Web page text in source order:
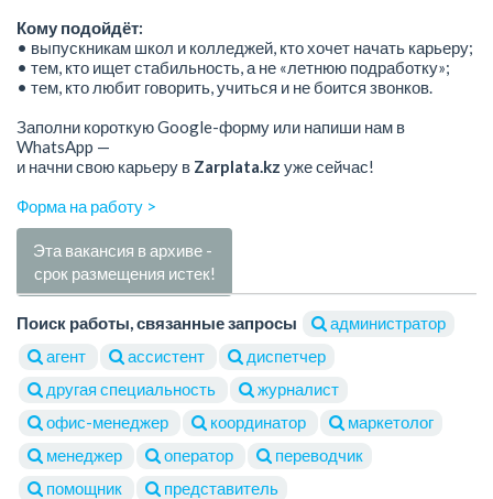
Кому подойдёт:
• выпускникам школ и колледжей, кто хочет начать карьеру;
• тем, кто ищет стабильность, а не «летнюю подработку»;
• тем, кто любит говорить, учиться и не боится звонков.
Заполни короткую Google-форму или напиши нам в
WhatsApp —
и начни свою карьеру в Zarplata.kz уже сейчас!
Форма на работу >
Эта вакансия в архиве -
срок размещения истек!
Поиск работы, связанные запросы
администратор
агент
ассистент
диспетчер
другая специальность
журналист
офис-менеджер
координатор
маркетолог
менеджер
оператор
переводчик
помощник
представитель